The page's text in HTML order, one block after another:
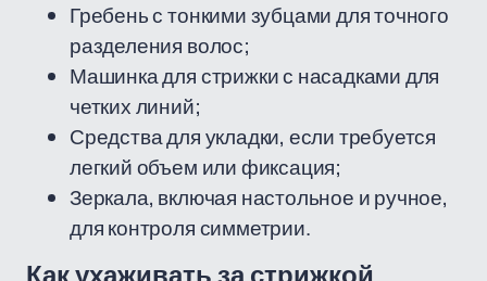
Гребень с тонкими зубцами для точного
разделения волос;
Машинка для стрижки с насадками для
четких линий;
Средства для укладки, если требуется
легкий объем или фиксация;
Зеркала, включая настольное и ручное,
для контроля симметрии.